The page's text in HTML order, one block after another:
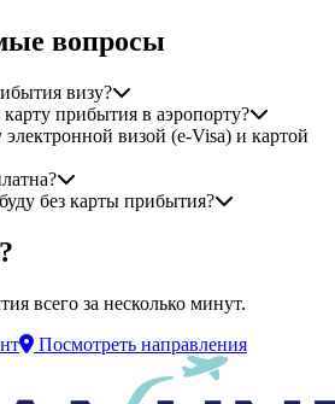
вопросы
визу?
прибытия в аэропорту?
визой (e-Visa) и картой
без карты прибытия?
всего за несколько минут.
Посмотреть направления